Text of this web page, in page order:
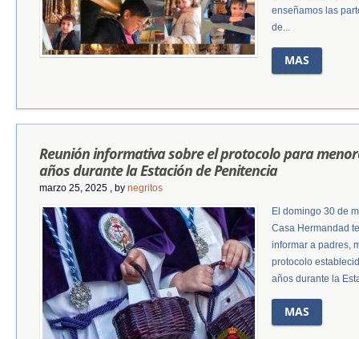
enseñamos las
de...
MAS
Reunión informativa sobre el protocolo para
años durante la Estación de Penitencia
marzo 25, 2025 , by negritos
El domingo 30 de
Casa Hermandad
informar a padres,
protocolo
años durante la
MAS